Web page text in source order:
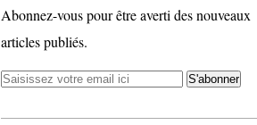
Abonnez-vous pour être averti des nouveaux
articles publiés.